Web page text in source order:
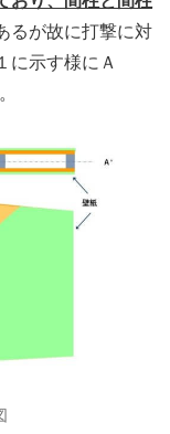
るが故に打撃に対
に示す様にＡ